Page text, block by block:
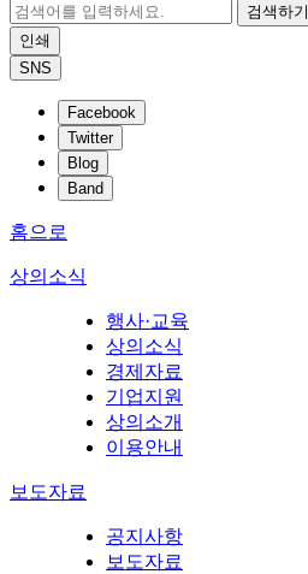
검색하기
인쇄
SNS
Facebook
Twitter
Blog
Band
홈으로
상의소식
행사·교육
상의소식
경제자료
기업지원
상의소개
이용안내
보도자료
공지사항
보도자료